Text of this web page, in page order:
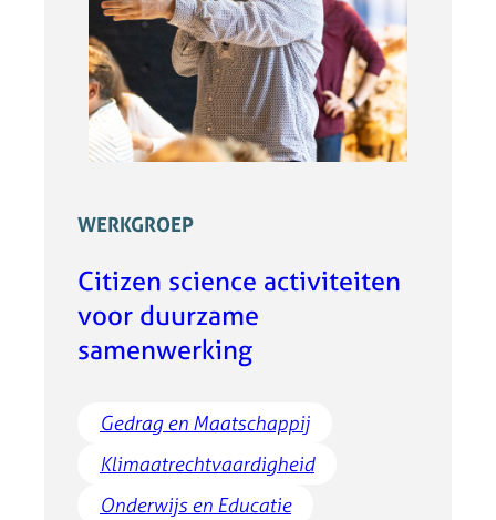
WERKGROEP
Citizen science activiteiten
voor duurzame
samenwerking
Gedrag en Maatschappij
Klimaatrechtvaardigheid
Onderwijs en Educatie